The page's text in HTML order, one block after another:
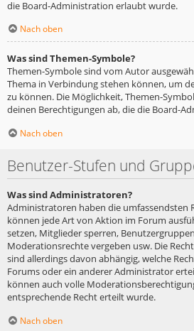
die Board-Administration erlaubt wurde.
Nach oben
Was sind Themen-Symbole?
Themen-Symbole sind vom Autor
Thema in Verbindung stehen können, um
zu können. Die Möglichkeit, Themen-
deinen Berechtigungen ab, die die Board-
Nach oben
Benutzer-Stufen und
Was sind Administratoren?
Administratoren haben die umfassendsten
können jede Art von Aktion im Forum
setzen, Mitglieder sperren,
Moderationsrechte vergeben usw. Die
sind allerdings davon abhängig, welche
Forums oder ein anderer Administrator
können auch volle
entsprechende Recht erteilt wurde.
Nach oben